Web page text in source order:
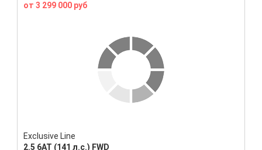
от 3 299 000 руб
Exclusive Line
2.5 6AT (141 л.с.) FWD